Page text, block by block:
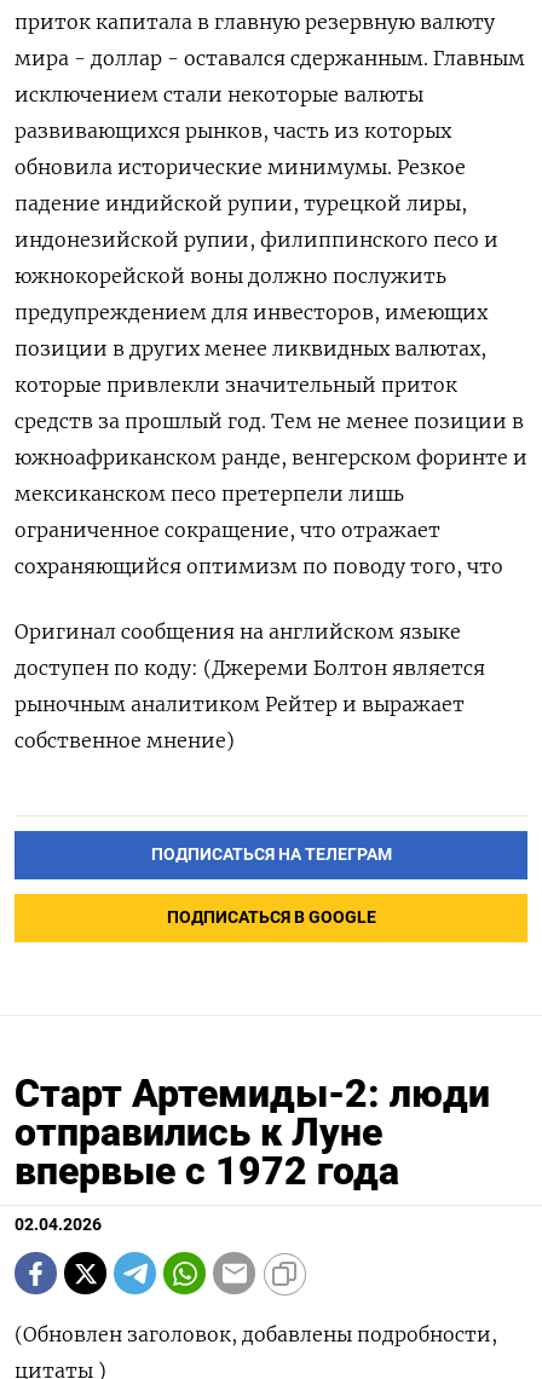
приток капитала в главную ​резервную валюту
мира - доллар - оставался сдержанным. Главным
исключением стали некоторые валюты
развивающихся рынков, часть из которых
обновила исторические минимумы. Резкое
падение индийской рупии, турецкой лиры,
индонезийской рупии, филиппинского песо и
южнокорейской воны должно послужить
предупреждением для инвесторов, имеющих
позиции в других менее ликвидных ​валютах,
которые привлекли значительный ⁠приток
средств за прошлый год. Тем не менее позиции в
южноафриканском ранде, ‌венгерском форинте и
мексиканском песо претерпели лишь
ограниченное сокращение, что ‌отражает
сохраняющийся оптимизм по поводу того, что
Оригинал сообщения на английском ​языке
доступен по коду: (Джереми Болтон является
рыночным ‌аналитиком Рейтер и выражает
собственное мнение)
ПОДПИСАТЬСЯ НА ТЕЛЕГРАМ
ПОДПИСАТЬСЯ В GOOGLE
Старт Артемиды-2: люди
отправились к Луне
впервые с 1972 года
02.04.2026
(Обновлен заголовок, добавлены подробности,
цитаты )